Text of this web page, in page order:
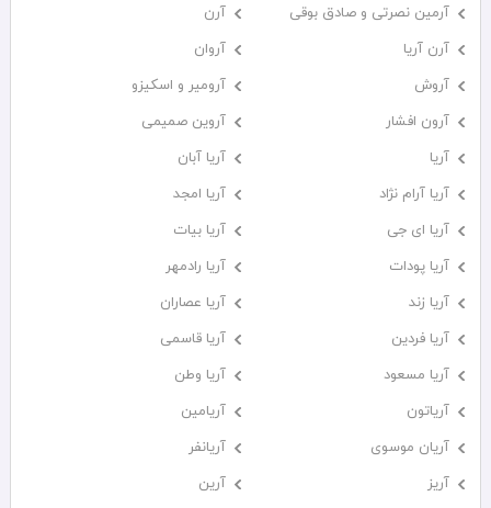
آرمین نصرتی و صادق بوقی
آرن
آرن آریا
آروان
آروش
آرومیر و اسکیزو
آرون افشار
آروین صمیمی
آریا
آریا آبان
آریا آرام نژاد
آریا امجد
آریا ای جی
آریا بیات
آریا پودات
آریا رادمهر
آریا زند
آریا عصاران
آریا فردین
آریا قاسمی
آریا مسعود
آریا وطن
آریاتون
آریامین
آریان موسوی
آریانفر
آریز
آرین